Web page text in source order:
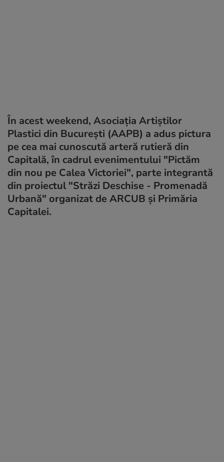
În acest weekend, Asociația Artiștilor
Plastici din București (AAPB) a adus pictura
pe cea mai cunoscută arteră rutieră din
Capitală, în cadrul evenimentului "Pictăm
din nou pe Calea Victoriei", parte integrantă
din proiectul "Străzi Deschise - Promenadă
Urbană" organizat de ARCUB și Primăria
Capitalei.